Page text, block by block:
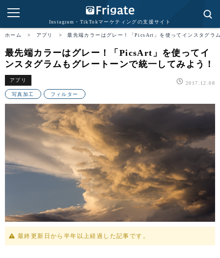
Instagram・TikTokマーケティングの支援サイト
ホーム > アプリ > 最先端カラーはグレー！「PicsArt」を使ってインスタグラ
最先端カラーはグレー！「PicsArt」を使ってイ
ンスタグラムもグレートーンで統一してみよう！
アプリ
2017.12.08
写真加工 フィルター
最終更新日から半年以上経過した記事です。